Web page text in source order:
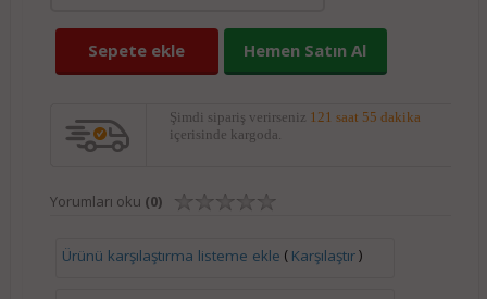
Sepete ekle Hemen Satın Al
Şimdi sipariş verirseniz 121 saat 55 dakika
içerisinde kargoda.
Yorumları oku (0)
Ürünü karşılaştırma listeme ekle ( Karşılaştır)